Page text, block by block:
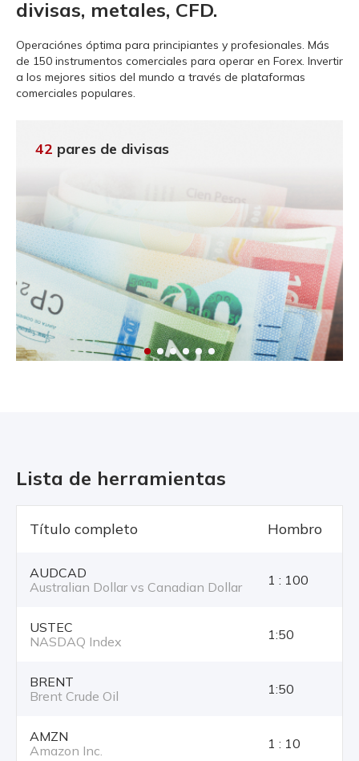
divisas, metales, CFD.
Operaciónes óptima para principiantes y profesionales. Más
de 150 instrumentos comerciales para operar en Forex. Invertir
a los mejores sitios del mundo a través de plataformas
comerciales populares.
42 pares de divisas
Lista de herramientas
Título completo Hombro
AUDCAD
Australian Dollar vs Canadian Dollar
1 : 100
USTEC
NASDAQ Index
1:50
BRENT
Brent Crude Oil
1:50
AMZN
Amazon Inc.
1 : 10